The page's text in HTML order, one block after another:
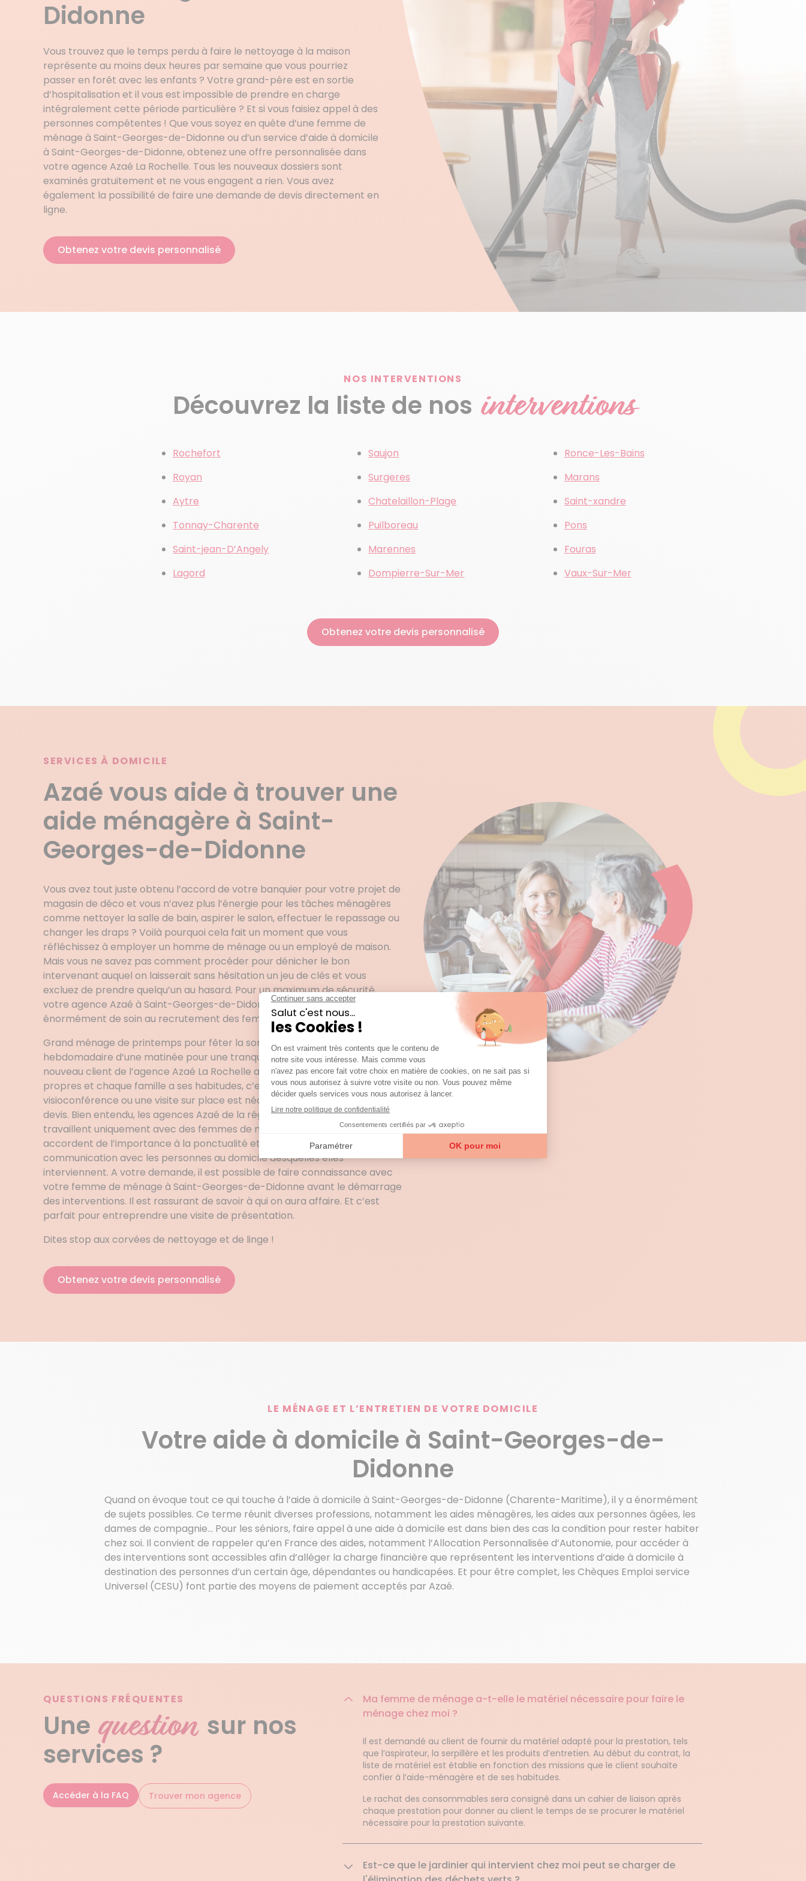
Didonne
Vous trouvez que le temps perdu à faire le nettoyage à la maison
représente au moins deux heures par semaine que vous pourriez
passer en forêt avec les enfants ? Votre grand-père est en sortie
d’hospitalisation et il vous est impossible de prendre en charge
intégralement cette période particulière ? Et si vous faisiez appel à des
personnes compétentes ! Que vous soyez en quête d’une femme de
ménage à Saint-Georges-de-Didonne ou d’un service d’aide à domicile
à Saint-Georges-de-Didonne, obtenez une offre personnalisée dans
votre agence Azaé La Rochelle. Tous les nouveaux dossiers sont
examinés gratuitement et ne vous engagent a rien. Vous avez
également la possibilité de faire une demande de devis directement en
ligne.
Obtenez votre devis personnalisé
NOS INTERVENTIONS
Découvrez la liste de nos interventions
Rochefort
Royan
Aytre
Tonnay-Charente
Saint-jean-D’Angely
Lagord
Saujon
Surgeres
Chatelaillon-Plage
Puilboreau
Marennes
Dompierre-Sur-Mer
Ronce-Les-Bains
Marans
Saint-xandre
Pons
Fouras
Vaux-Sur-Mer
Obtenez votre devis personnalisé
SERVICES À DOMICILE
Azaé vous aide à trouver une
aide ménagère à Saint-
Georges-de-Didonne
Vous avez tout juste obtenu l’accord de votre banquier pour votre projet de
magasin de déco et vous n’avez plus l’énergie pour les tâches ménagères
comme nettoyer la salle de bain, aspirer le salon, effectuer le repassage ou
changer les draps ? Voilà pourquoi cela fait un moment que vous
réfléchissez à employer un homme de ménage ou un employé de maison.
Mais vous ne savez pas comment procéder pour dénicher le bon
intervenant auquel on laisserait sans hésitation un jeu de clés et vous
excluez de prendre quelqu’un au hasard. Pour un maximum de sécurité,
votre agence Azaé à Saint-Georges-de-Didonne (17110) apporte
énormément de soin au recrutement des femmes de ménage.
Grand ménage de printemps pour fêter la sortie de l’hiver ? Prestation
hebdomadaire d’une matinée pour une tranquillité d’esprit totale ? Chaque
nouveau client de l’agence Azaé La Rochelle a des attentes qui lui sont
propres et chaque famille a ses habitudes, c’est pourquoi une discussion par
visioconférence ou une visite sur place est nécessaire pour préparer votre
devis. Bien entendu, les agences Azaé de la région Nouvelle-Aquitaine
travaillent uniquement avec des femmes de ménage expérimentées et qui
accordent de l’importance à la ponctualité et à la clarté de la
communication avec les personnes au domicile desquelles elles
interviennent. A votre demande, il est possible de faire connaissance avec
votre femme de ménage à Saint-Georges-de-Didonne avant le démarrage
des interventions. Il est rassurant de savoir à qui on aura affaire. Et c’est
parfait pour entreprendre une visite de présentation.
Dites stop aux corvées de nettoyage et de linge !
Obtenez votre devis personnalisé
LE MÉNAGE ET L’ENTRETIEN DE VOTRE DOMICILE
Votre aide à domicile à Saint-Georges-de-
Didonne
Quand on évoque tout ce qui touche à l’aide à domicile à Saint-Georges-de-Didonne (Charente-Maritime), il y a énormément
de sujets possibles. Ce terme réunit diverses professions, notamment les aides ménagères, les aides aux personnes âgées, les
dames de compagnie… Pour les séniors, faire appel à une aide à domicile est dans bien des cas la condition pour rester habiter
chez soi. Il convient de rappeler qu’en France des aides, notamment l’Allocation Personnalisée d’Autonomie, pour accéder à
des interventions sont accessibles afin d’alléger la charge financière que représentent les interventions d’aide à domicile à
destination des personnes d’un certain âge, dépendantes ou handicapées. Et pour être complet, les Chèques Emploi service
Universel (CESU) font partie des moyens de paiement acceptés par Azaé.
QUESTIONS FRÉQUENTES
Une question sur nos
services ?
Accéder à la FAQ Trouver mon agence
Ma femme de ménage a-t-elle le matériel nécessaire pour faire le
ménage chez moi ?
Il est demandé au client de fournir du matériel adapté pour la prestation, tels
que l’aspirateur, la serpillère et les produits d’entretien. Au début du contrat, la
liste de matériel est établie en fonction des missions que le client souhaite
confier à l’aide-ménagère et de ses habitudes.
Le rachat des consommables sera consigné dans un cahier de liaison après
chaque prestation pour donner au client le temps de se procurer le matériel
nécessaire pour la prestation suivante.
Est-ce que le jardinier qui intervient chez moi peut se charger de